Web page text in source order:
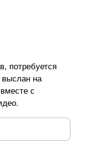
потребуется
выслан на
с